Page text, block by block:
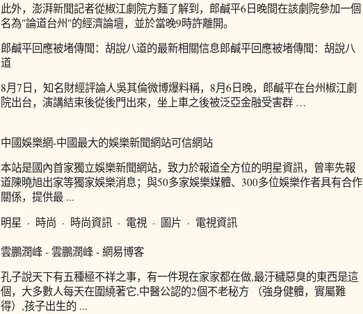
此外，澎湃新聞記者從椒江劇院方麵了解到，郎鹹平6日晚間在該劇院參加一個
名為"論道台州"的經濟論壇，並於當晚9時許離開。
郎鹹平回應被堵傳聞：胡說八道的最新相關信息郎鹹平回應被堵傳聞：胡說八
道
8月7日，知名財經評論人吳其倫微博爆料稱，8月6日晚，郎鹹平在台州椒江劇
院出台，演講結束後從後門出來，坐上車之後被泛亞金融受害群 …
中國娛樂網-中國最大的娛樂新聞網站可信網站
本站是國內首家獨立娛樂新聞網站，致力於報道全方位的明星資訊，曾率先報
道陳曉旭出家等獨家娛樂消息；與50多家娛樂媒體、300多位娛樂作者具有合作
關係，提供最 ...
明星 · 時尚 · 時尚資訊 · 電視 · 圖片 · 電視資訊
雲鵬潤峰 - 雲鵬潤峰 - 網易博客
孔子說天下有五種極不祥之事，有一件現在家家都在做,最汙穢惡臭的東西是這
個，大多數人每天在圍繞著它,中醫公認的2個不老秘方 （強身健體，實屬難
得）,孩子出生的 ...